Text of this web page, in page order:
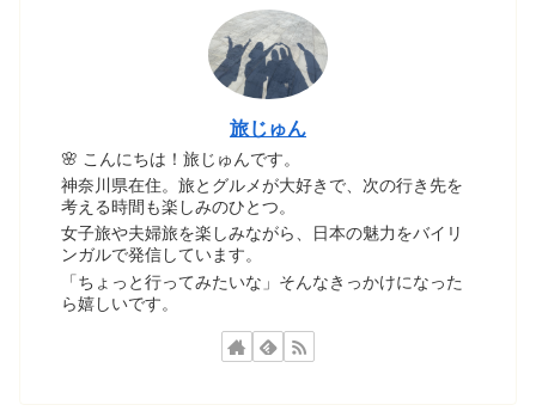
旅じゅん
🌸 こんにちは！旅じゅんです。
神奈川県在住。旅とグルメが大好きで、次の行き先を
考える時間も楽しみのひとつ。
女子旅や夫婦旅を楽しみながら、日本の魅力をバイリ
ンガルで発信しています。
「ちょっと行ってみたいな」そんなきっかけになった
ら嬉しいです。